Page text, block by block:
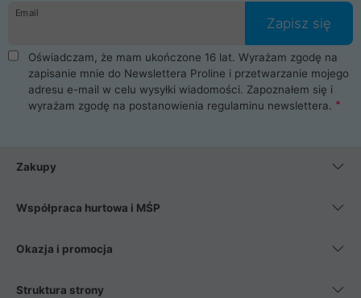
Email
Zapisz się
Oświadczam, że mam ukończone 16 lat. Wyrażam zgodę na
zapisanie mnie do Newslettera Proline i przetwarzanie mojego
adresu e-mail w celu wysyłki wiadomości. Zapoznałem się i
wyrażam zgodę na postanowienia regulaminu newslettera.
Zakupy
Współpraca hurtowa i MŚP
Okazja i promocja
Struktura strony